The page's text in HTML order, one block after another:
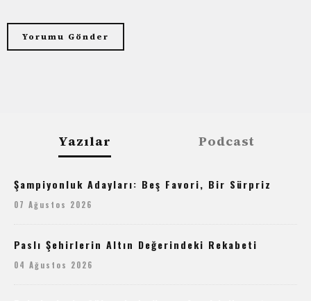
Yazılar Podcast
Şampiyonluk Adayları: Beş Favori, Bir Sürpriz
07 Ağustos 2026
Paslı Şehirlerin Altın Değerindeki Rekabeti
04 Ağustos 2026